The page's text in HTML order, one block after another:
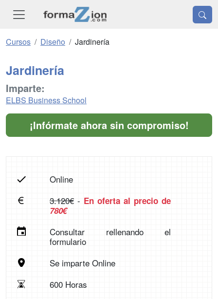
Cursos Diseño Jardinería
Jardinería
Imparte:
ELBS Business School
¡Infórmate ahora sin compromiso!
Online
3.120€- En oferta al precio de
780€
Consultar rellenando el
formulario
Se imparte Online
600 Horas